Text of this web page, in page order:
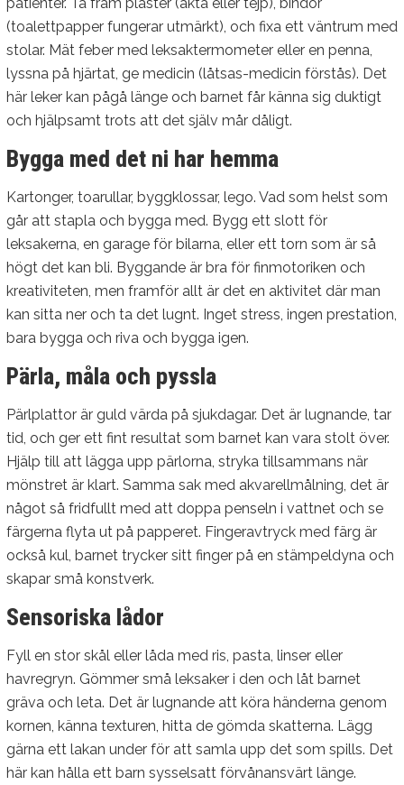
(toalettpapper fungerar utmärkt), och fixa ett väntrum med
stolar. Mät feber med leksaktermometer eller en penna,
lyssna på hjärtat, ge medicin (låtsas-medicin förstås). Det
här leker kan pågå länge och barnet får känna sig duktigt
och hjälpsamt trots att det själv mår dåligt.
Bygga med det ni har hemma
Kartonger, toarullar, byggklossar, lego. Vad som helst som
går att stapla och bygga med. Bygg ett slott för
leksakerna, en garage för bilarna, eller ett torn som är så
högt det kan bli. Byggande är bra för finmotoriken och
kreativiteten, men framför allt är det en aktivitet där man
kan sitta ner och ta det lugnt. Inget stress, ingen prestation,
bara bygga och riva och bygga igen.
Pärla, måla och pyssla
Pärlplattor är guld värda på sjukdagar. Det är lugnande, tar
tid, och ger ett fint resultat som barnet kan vara stolt över.
Hjälp till att lägga upp pärlorna, stryka tillsammans när
mönstret är klart. Samma sak med akvarellmålning, det är
något så fridfullt med att doppa penseln i vattnet och se
färgerna flyta ut på papperet. Fingeravtryck med färg är
också kul, barnet trycker sitt finger på en stämpeldyna och
skapar små konstverk.
Sensoriska lådor
Fyll en stor skål eller låda med ris, pasta, linser eller
havregryn. Gömmer små leksaker i den och låt barnet
gräva och leta. Det är lugnande att köra händerna genom
kornen, känna texturen, hitta de gömda skatterna. Lägg
gärna ett lakan under för att samla upp det som spills. Det
här kan hålla ett barn sysselsatt förvånansvärt länge.